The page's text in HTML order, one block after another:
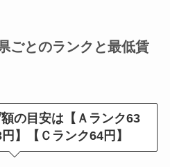
ごとのランクと最低賃
の目安は【Ａランク63
】 【Ｃランク64円 】